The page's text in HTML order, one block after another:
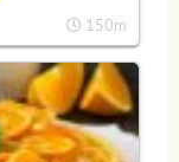
150m